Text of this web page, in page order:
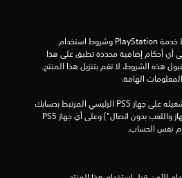
ن
ل
الهامة.
نفس الحساب.